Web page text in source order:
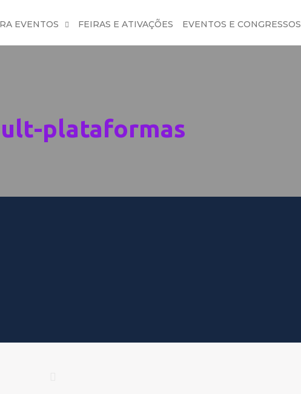
EVENTOS FEIRAS E ATIVAÇÕES EVENTOS E CONGRESSOS
plataformas